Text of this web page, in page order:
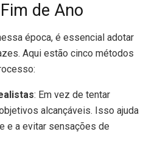
de Ano
época, é essencial adotar
Aqui estão cinco métodos
: Em vez de tentar
alcançáveis. Isso ajuda
e a evitar sensações de